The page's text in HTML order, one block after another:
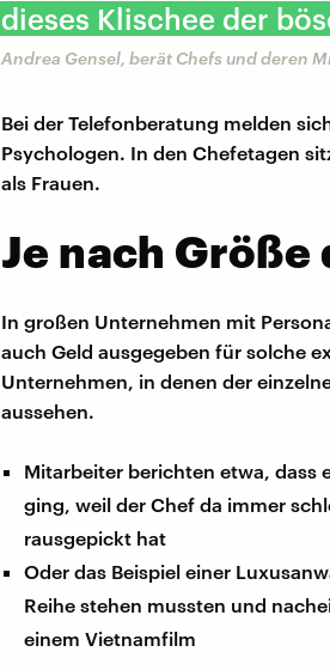
dieses Klischee der
Andrea Gensel, berät Chefs und deren
Bei der Telefonberatung melden
Psychologen. In den Chefetagen
als Frauen.
Je nach
In großen Unternehmen mit
auch Geld ausgegeben für solche
Unternehmen, in denen der
aussehen.
Mitarbeiter berichten etwa, dass
ging, weil der Chef da immer
rausgepickt hat
Oder das Beispiel einer
Reihe stehen mussten und
einem Vietnamfilm